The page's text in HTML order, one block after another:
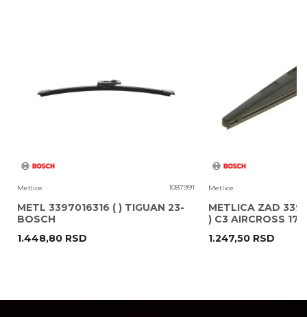
POŠALJI
Metlice 1087991
METL 3397016316 ( ) TIGUAN 23-
BOSCH
1.448,80 RSD
Metlice
METLICA ZAD
) C3 AIRCROSS 17-
1.247,50 RSD